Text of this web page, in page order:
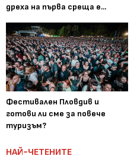
дреха на първа среща е...
Фестивален Пловдив и
готови ли сме за повече
туризъм?
НАЙ-ЧЕТЕНИТЕ